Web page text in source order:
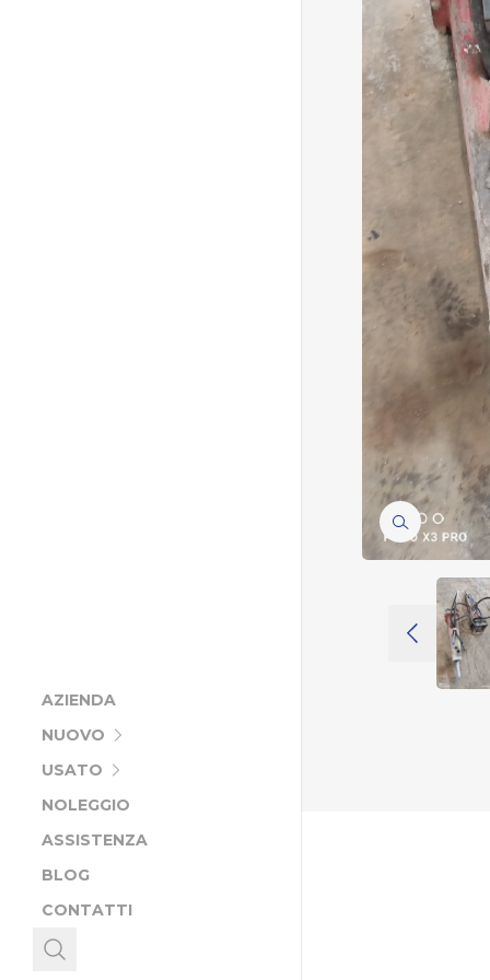
AZIENDA
NUOVO
USATO
NOLEGGIO
ASSISTENZA
BLOG
CONTATTI